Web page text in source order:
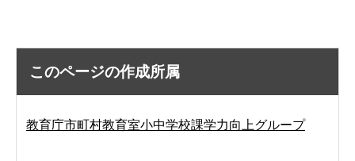
このページの作成所属
教育庁市町村教育室小中学校課学力向上グループ